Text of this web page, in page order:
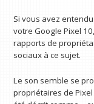
Si vous avez
votre Google Pixel
rapports de
sociaux à ce sujet.
Le son semble se
propriétaires de